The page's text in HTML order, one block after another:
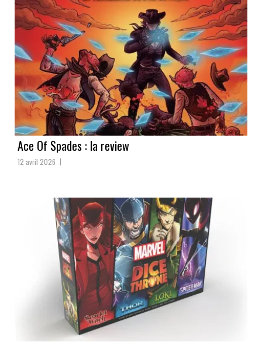
Ace Of Spades : la review
12 avril 2026